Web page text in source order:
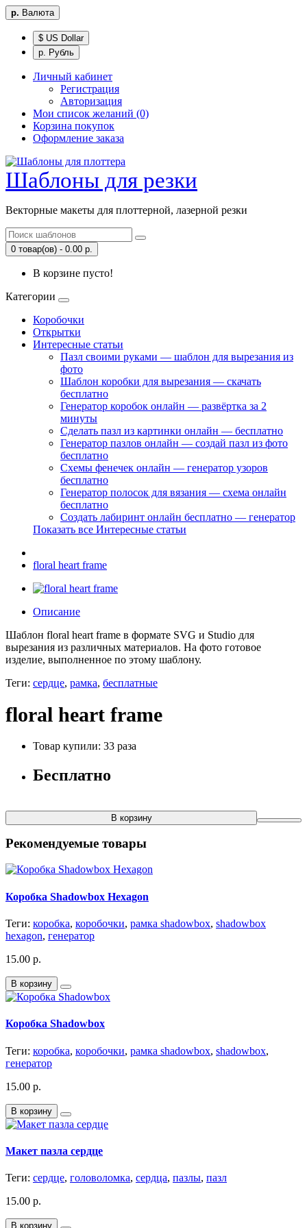
р. Валюта
$ US Dollar
р. Рубль
Личный кабинет
Регистрация
Авторизация
Мои список желаний (0)
Корзина покупок
Оформление заказа
Шаблоны для резки
Векторные макеты для плоттерной, лазерной резки
0 товар(ов) - 0.00 р.
В корзине пусто!
Категории
Коробочки
Открытки
Интересные статьи
Пазл своими руками — шаблон для вырезания из
фото
Шаблон коробки для вырезания — скачать
бесплатно
Генератор коробок онлайн — развёртка за 2
минуты
Сделать пазл из картинки онлайн — бесплатно
Генератор пазлов онлайн — создай пазл из фото
бесплатно
Схемы фенечек онлайн — генератор узоров
бесплатно
Генератор полосок для вязания — схема онлайн
бесплатно
Создать лабиринт онлайн бесплатно — генератор
Показать все Интересные статьи
floral heart frame
Описание
Шаблон floral heart frame в формате SVG и Studio для
вырезания из различных материалов. На фото готовое
изделие, выполненное по этому шаблону.
Теги: сердце, рамка, бесплатные
floral heart frame
Товар купили: 33 раза
Бесплатно
В корзину
Рекомендуемые товары
Коробка Shadowbox Hexagon
Теги: коробка, коробочки, рамка shadowbox, shadowbox
hexagon, генератор
15.00 р.
В корзину
Коробка Shadowbox
Теги: коробка, коробочки, рамка shadowbox, shadowbox,
генератор
15.00 р.
В корзину
Макет пазла сердце
Теги: сердце, головоломка, сердца, пазлы, пазл
15.00 р.
В корзину